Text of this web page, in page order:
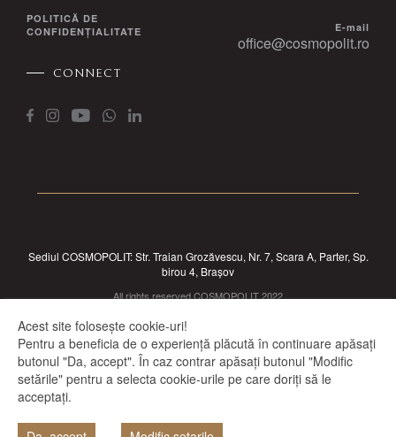
POLITICĂ DE
CONFIDENȚIALITATE
CONNECT
E-mail
office@cosmopolit.ro
Sediul COSMOPOLIT: Str. Traian Grozăvescu, Nr. 7, Scara A, Parter, Sp.
birou 4, Brașov
All rights reserved COSMOPOLIT 2022
Acest site folosește cookie-uri!
Pentru a beneficia de o experiență plăcută în continuare apăsați
butonul "Da, accept". În caz contrar apăsați butonul "Modific
setările" pentru a selecta cookie-urile pe care doriți să le
acceptați.